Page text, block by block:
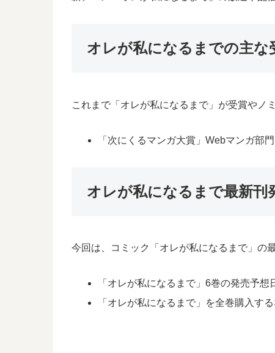
オレが私になるまでの主な
これまで「オレが私になるまで」が受賞やノ
「次にくるマンガ大賞」Webマンガ部
オレが私になるまで最新刊
今回は、コミック「オレが私になるまで」の
「オレが私になるまで」6巻の発売予
「オレが私になるまで」を全巻購入す